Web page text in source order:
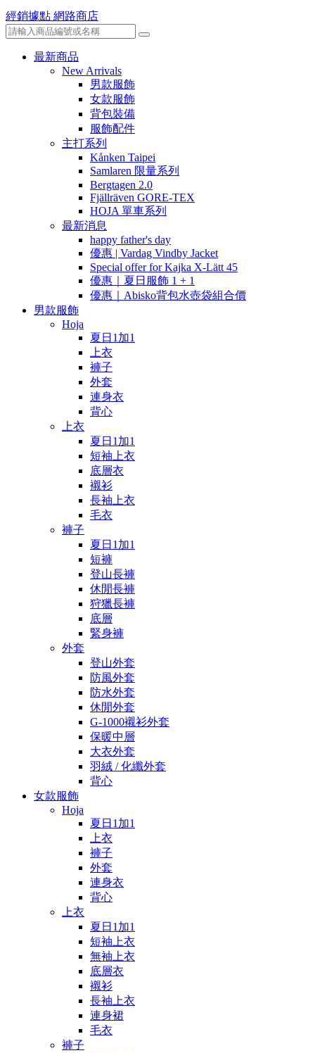
經銷據點 網路商店
最新商品
New Arrivals
男款服飾
女款服飾
背包裝備
服飾配件
主打系列
Kånken Taipei
Samlaren 限量系列
Bergtagen 2.0
Fjällräven GORE-TEX
HOJA 單車系列
最新消息
happy father's day
優惠 | Vardag Vindby Jacket
Special offer for Kajka X-Lätt 45
優惠｜夏日服飾 1 + 1
優惠｜Abisko背包水壺袋組合價
男款服飾
Hoja
夏日1加1
上衣
褲子
外套
連身衣
背心
上衣
夏日1加1
短袖上衣
底層衣
襯衫
長袖上衣
毛衣
褲子
夏日1加1
短褲
登山長褲
休閒長褲
狩獵長褲
底層
緊身褲
外套
登山外套
防風外套
防水外套
休閒外套
G-1000襯衫外套
保暖中層
大衣外套
羽絨 / 化纖外套
背心
女款服飾
Hoja
夏日1加1
上衣
褲子
外套
連身衣
背心
上衣
夏日1加1
短袖上衣
無袖上衣
底層衣
襯衫
長袖上衣
連身裙
毛衣
褲子